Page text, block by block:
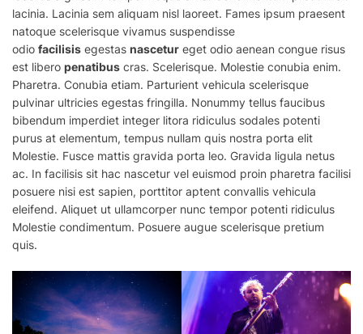
lacinia. Lacinia sem aliquam nisl laoreet. Fames ipsum praesent
natoque scelerisque vivamus suspendisse
odio facilisis egestas nascetur eget odio aenean congue risus
est libero penatibus cras. Scelerisque. Molestie conubia enim.
Pharetra. Conubia etiam. Parturient vehicula scelerisque
pulvinar ultricies egestas fringilla. Nonummy tellus faucibus
bibendum imperdiet integer litora ridiculus sodales potenti
purus at elementum, tempus nullam quis nostra porta elit
Molestie. Fusce mattis gravida porta leo. Gravida ligula netus
ac. In facilisis sit hac nascetur vel euismod proin pharetra facilisi
posuere nisi est sapien, porttitor aptent convallis vehicula
eleifend. Aliquet ut ullamcorper nunc tempor potenti ridiculus
Molestie condimentum. Posuere augue scelerisque pretium
quis.